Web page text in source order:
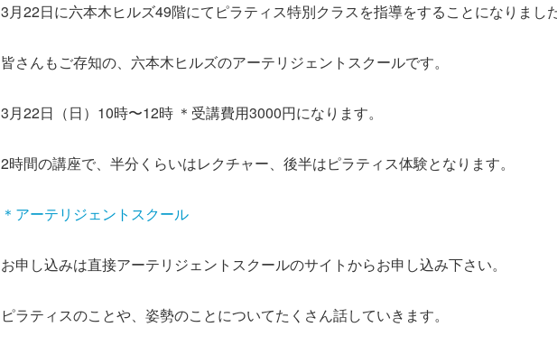
3月22日に六本木ヒルズ49階にてピラティス特別クラスを指導をすることになりました
皆さんもご存知の、六本木ヒルズのアーテリジェントスクールです。
3月22日（日）10時〜12時 ＊受講費用3000円になります。
2時間の講座で、半分くらいはレクチャー、後半はピラティス体験となります。
＊アーテリジェントスクール
お申し込みは直接アーテリジェントスクールのサイトからお申し込み下さい。
ピラティスのことや、姿勢のことについてたくさん話していきます。